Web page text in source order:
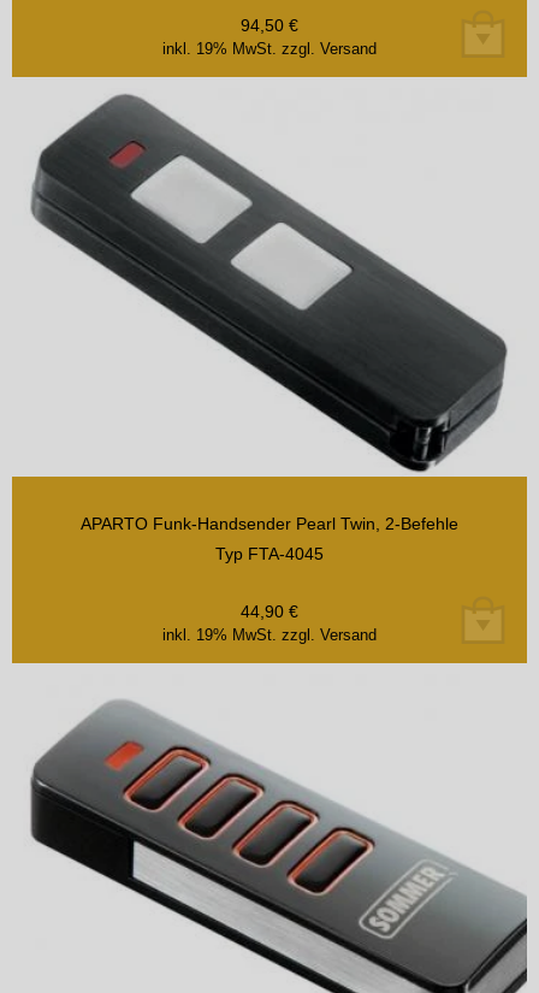
inkl. 19% MwSt. zzgl. Versand
94,50 €
APARTO Funk-Handsender Pearl Twin, 2-Befehle
Typ FTA-4045
inkl. 19% MwSt. zzgl. Versand
44,90 €